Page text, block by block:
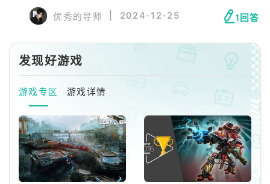
理器最小状态调整至适合电脑自身配置的比
例，然后点击确定即可。 方法二 使用加速器
速器玩，不然游戏会出现卡顿、掉线的情况，
推荐ourplay加速器，加速绝地求生稳定流畅，
优秀的导师 2024-12-25 1回答
发现好游戏
游戏专区 游戏详情